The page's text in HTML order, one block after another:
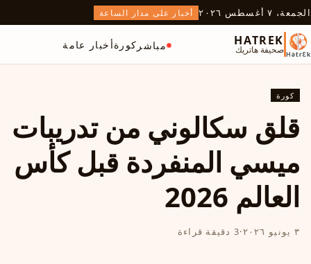
الجمعة، ٧ أغسطس ٢٠٢٦ أخبار على مدار الساعة
HATREK
صحيفة هاتريك مباشر كورةأخبار عامة
كورة
قلق سكالوني من تدريبات
ميسي المنفردة قبل كأس
العالم 2026
٣ يونيو ٢٠٢٦ ·3 دقيقة قراءة